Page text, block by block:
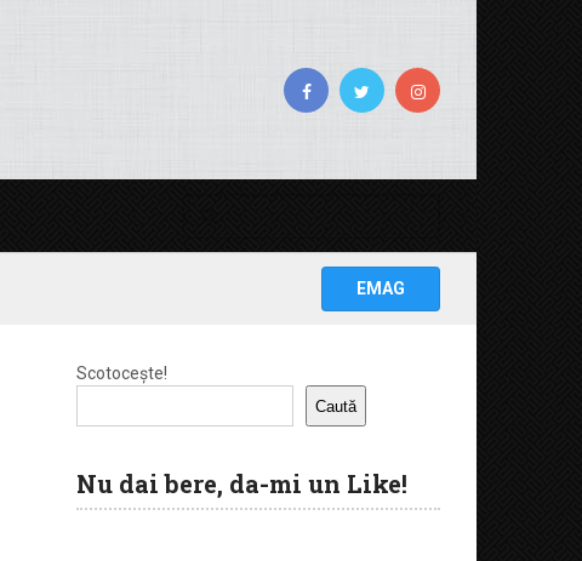
EMAG
Scotocește!
Caută
Nu dai bere, da-mi un Like!